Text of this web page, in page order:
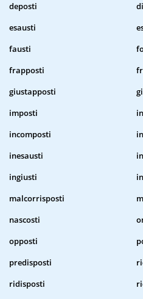
deposti
esausti
fausti
frapposti
giustapposti
imposti
incomposti
inesausti
ingiusti
malcorrisposti
nascosti
opposti
predisposti
ridisposti